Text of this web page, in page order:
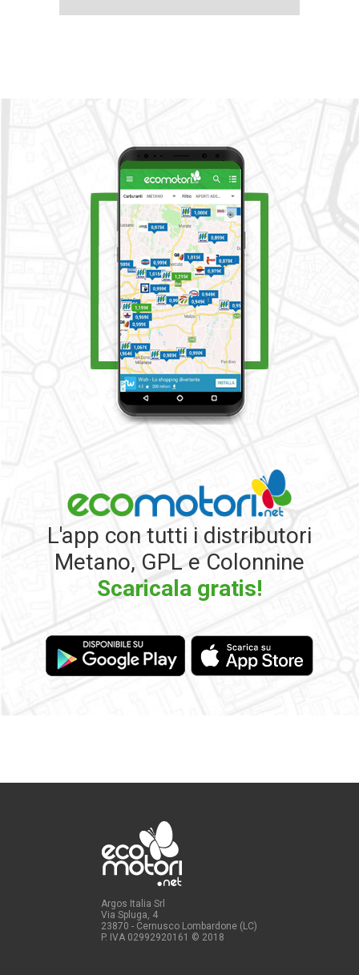
L'app con tutti i distributori
Metano, GPL e Colonnine
Scaricala gratis!
Argos Italia Srl
Via Spluga, 4
23870 - Cernusco Lombardone (LC)
P. IVA 02992920161 © 2018